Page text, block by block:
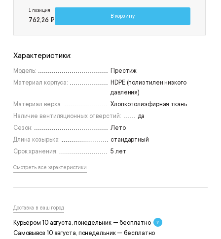
1 позиция
762,26 ₽
В корзину
Характеристики:
Модель:
Престиж
Материал корпуса:
HDPE (полиэтилен низкого
давления)
Материал верха:
Хлопкополиэфирная ткань
Наличие вентиляционных отверстий:
да
Сезон:
Лето
Длина козырька:
стандартный
Срок хранения:
5 лет
Смотреть все характеристики
Доставка в ваш город
Курьером 10 августа, понедельник — бесплатно
Самовывоз 10 августа, понедельник — бесплатно